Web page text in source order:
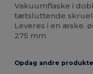
Vakuumflaske i
tætsluttende
Leveres i en æske.
275 mm
Opdag andre